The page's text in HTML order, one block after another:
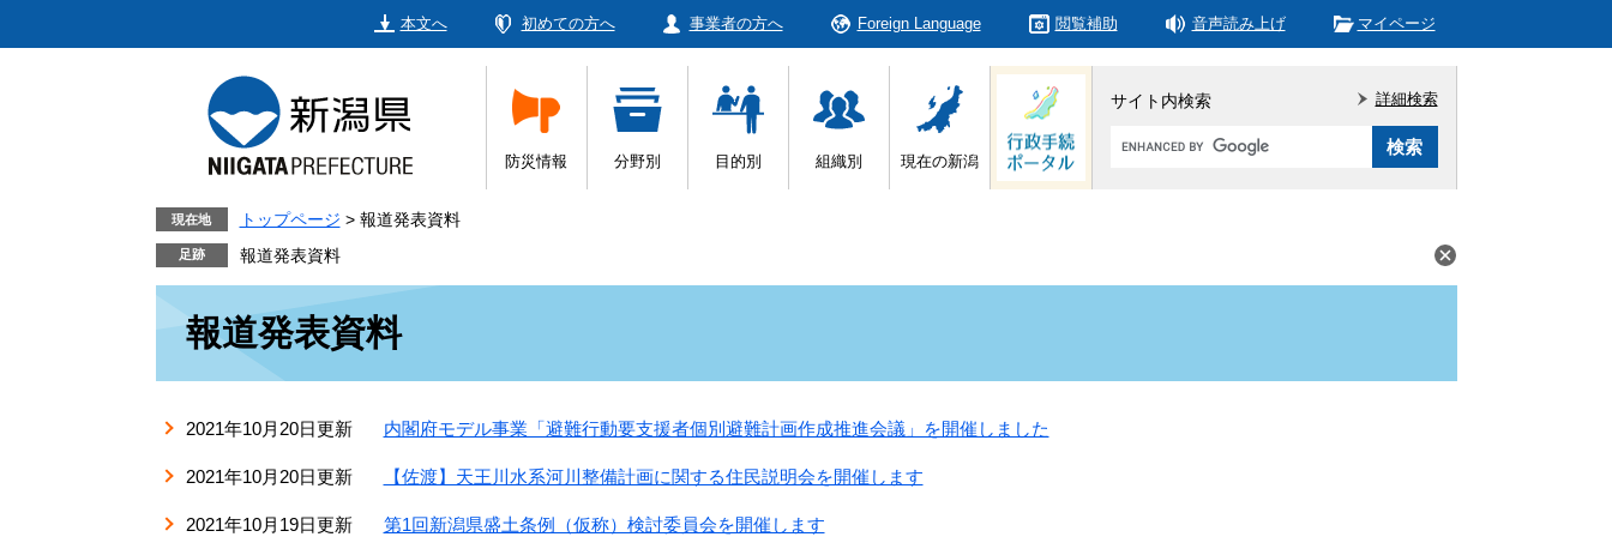
本文へ 初めての方へ 事業者の方へ Foreign Language 閲覧補助 音声読み上げ マイページ
防災情報 分野別 目的別 組織別 現在の新潟
サイト内検索
Google
索
詳細検索
現在地 トップページ > 報道発表資料
報道発表資料
報道発表資料
2021年10月20日更新 内閣府モデル事業「避難行動要支援者個別避難計画作成推進会議」を開催しました
2021年10月20日更新 【佐渡】天王川水系河川整備計画に関する住民説明会を開催します
2021年10月19日更新 第1回新潟県盛土条例（仮称）検討委員会を開催します